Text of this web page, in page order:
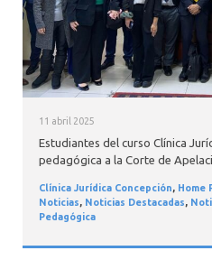
11 abril 2025
Estudiantes del curso Clínica
pedagógica a la Corte de
Clínica Jurídica Concepción, Home
Noticias, Noticias Destacadas,
Pedagógica